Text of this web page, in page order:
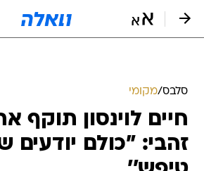
חיים לוינסון תוקף
זהבי: "כולם יודעים
טיפש''
וואלה סלבס